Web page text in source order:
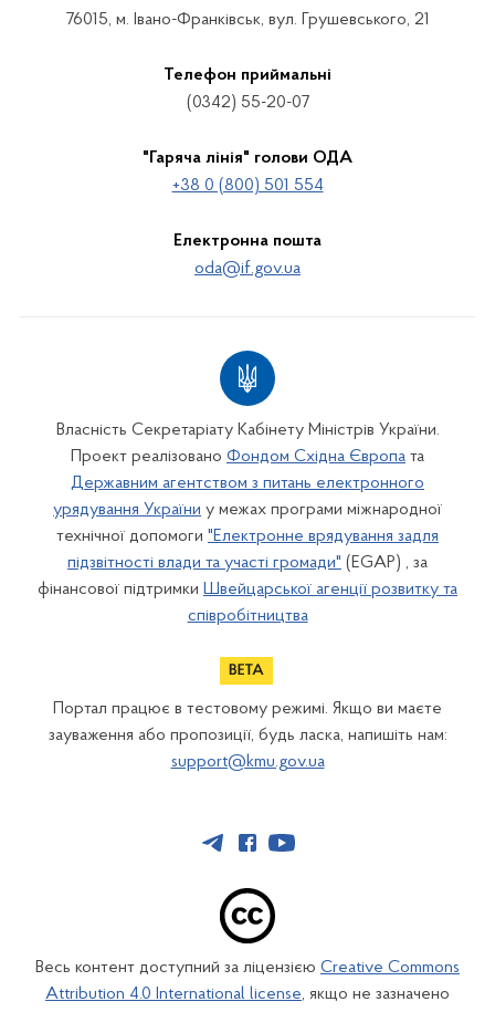
76015, м. Івано-Франківськ, вул. Грушевського, 21
Телефон приймальні
(0342) 55-20-07
"Гаряча лінія" голови ОДА
+38 0 (800) 501 554
Електронна пошта
oda@if.gov.ua
Власність Секретаріату Кабінету Міністрів України.
Проект реалізовано Фондом Східна Європа та
Державним агентством з питань електронного
урядування України у межах програми міжнародної
технічної допомоги "Електронне врядування задля
підзвітності влади та участі громади" (EGAP) , за
фінансової підтримки Швейцарської агенції розвитку та
співробітництва
Портал працює в тестовому режимі. Якщо ви маєте
зауваження або пропозиції, будь ласка, напишіть нам:
support@kmu.gov.ua
Весь контент доступний за ліцензією Creative Commons
Attribution 4.0 International license, якщо не зазначено